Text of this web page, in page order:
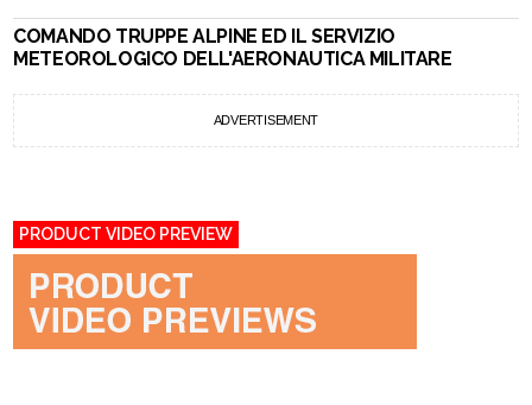
COMANDO TRUPPE ALPINE ED IL SERVIZIO
METEOROLOGICO DELL'AERONAUTICA MILITARE
ADVERTISEMENT
PRODUCT VIDEO PREVIEW